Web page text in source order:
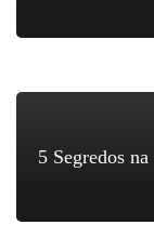
5 Segredos